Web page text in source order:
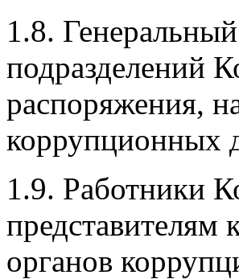
1.8.
подразделений
распоряжения,
коррупционных
1.9. Работники
представителям
органов